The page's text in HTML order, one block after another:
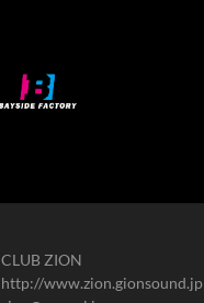
CLUB ZION
http://www.zion.gionsound.jp